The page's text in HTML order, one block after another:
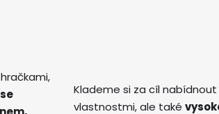
Klademe si za cíl
vlastnostmi, ale také